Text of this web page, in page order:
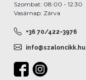
Szombat: 08:00 - 12:30
Vasárnap: Zárva
+36 70/422-3976
info@szaloncikk.hu